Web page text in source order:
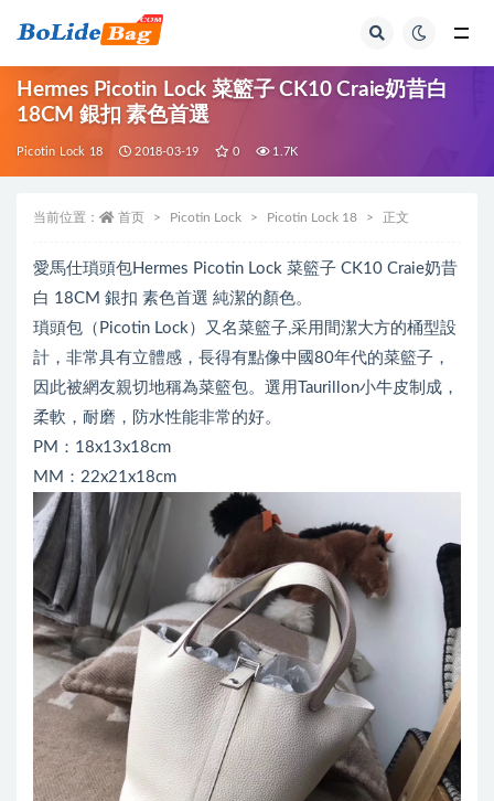
Hermes Picotin Lock 菜籃子 CK10 Craie奶昔白
18CM 銀扣 素色首選
Picotin Lock 18 2018-03-19 0 1.7K
当前位置： 首页 Picotin Lock Picotin Lock 18 正文
愛馬仕瑣頭包Hermes Picotin Lock 菜籃子 CK10 Craie奶昔
白 18CM 銀扣 素色首選 純潔的顏色。
瑣頭包（Picotin Lock）又名菜籃子,采用間潔大方的桶型設
計，非常具有立體感，長得有點像中國80年代的菜籃子，
因此被網友親切地稱為菜籃包。選用Taurillon小牛皮制成，
柔軟，耐磨，防水性能非常的好。
PM：18x13x18cm
MM：22x21x18cm